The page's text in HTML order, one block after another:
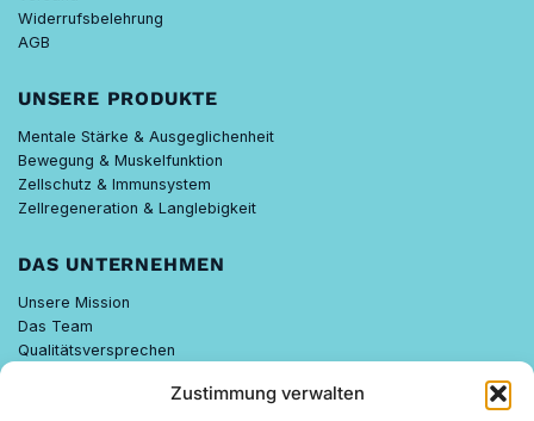
Zustimmung verwalten
Widerrufsbelehrung
AGB
UNSERE PRODUKTE
Mentale Stärke & Ausgeglichenheit
Bewegung & Muskelfunktion
Zellschutz & Immunsystem
Zellregeneration & Langlebigkeit
DAS UNTERNEHMEN
Unsere Mission
Das Team
Qualitätsversprechen